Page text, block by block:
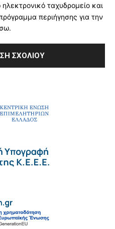
ταχυδρομείο και
περιήγησης για την